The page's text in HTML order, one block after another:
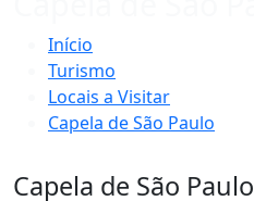
Início
Turismo
Locais a Visitar
Capela de São Paulo
Capela de São Paulo